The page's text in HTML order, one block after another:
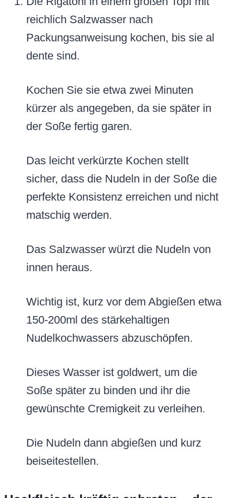
reichlich Salzwasser nach
Packungsanweisung kochen, bis sie al
dente sind.
Kochen Sie sie etwa zwei Minuten
kürzer als angegeben, da sie später in
der Soße fertig garen.
Das leicht verkürzte Kochen stellt
sicher, dass die Nudeln in der Soße die
perfekte Konsistenz erreichen und nicht
matschig werden.
Das Salzwasser würzt die Nudeln von
innen heraus.
Wichtig ist, kurz vor dem Abgießen etwa
150-200ml des stärkehaltigen
Nudelkochwassers abzuschöpfen.
Dieses Wasser ist goldwert, um die
Soße später zu binden und ihr die
gewünschte Cremigkeit zu verleihen.
Die Nudeln dann abgießen und kurz
beiseitestellen.